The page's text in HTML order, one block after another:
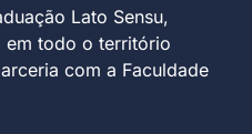
Lato Sensu,
em todo o território
com a Faculdade